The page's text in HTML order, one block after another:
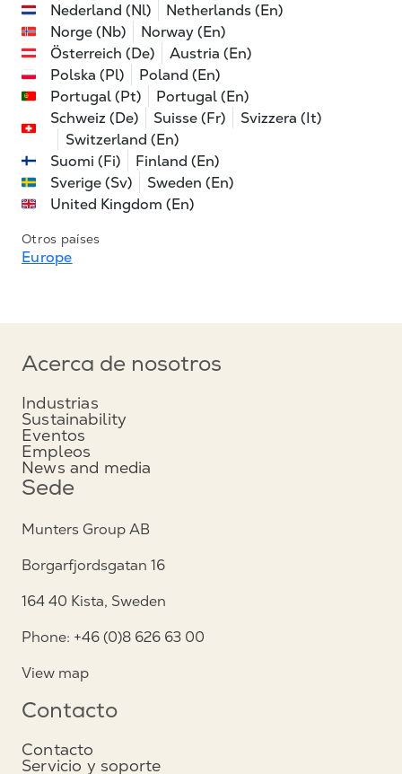
Nederland (Nl)
Netherlands (En)
Norge (Nb)
Norway (En)
Österreich (De)
Austria (En)
Polska (Pl)
Poland (En)
Portugal (Pt)
Portugal (En)
Schweiz (De)
Suisse (Fr)
Svizzera (It)
Switzerland (En)
Suomi (Fi)
Finland (En)
Sverige (Sv)
Sweden (En)
United Kingdom (En)
Otros países
Europe
Acerca de nosotros
Industrias
Sustainability
Eventos
Empleos
News and media
Sede
Munters Group AB
Borgarfjordsgatan 16
164 40 Kista, Sweden
Phone: +46 (0)8 626 63 00
View map
Contacto
Contacto
Servicio y soporte